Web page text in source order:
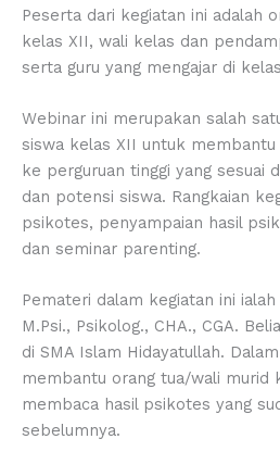
Peserta dari kegiatan ini adalah
kelas XII, wali kelas dan
serta guru yang mengajar di
Webinar ini merupakan salah
siswa kelas XII untuk
ke perguruan tinggi yang sesuai
dan potensi siswa. Rangkaian
psikotes, penyampaian hasil
dan seminar parenting.
Pemateri dalam kegiatan ini ialah
M.Psi., Psikolog., CHA., CGA.
di SMA Islam Hidayatullah.
membantu orang tua/wali murid
membaca hasil psikotes yang
sebelumnya.